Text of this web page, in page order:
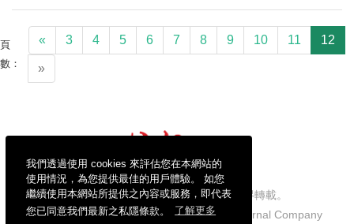
我們透過使用 cookies 來評估您在本網站的
使用情況，為您提供最佳的用戶體驗。 如您
繼續使用本網站所提供之內容或服務，即代表
您已同意我們最新之私隱條款。
了解更多
頁
數：
« 3 4 5 6 7 8 9 10 11 12
»
信報財經新聞有限公司版權所有，不得轉載。
Copyright © 2026 Hong Kong Economic Journal Company